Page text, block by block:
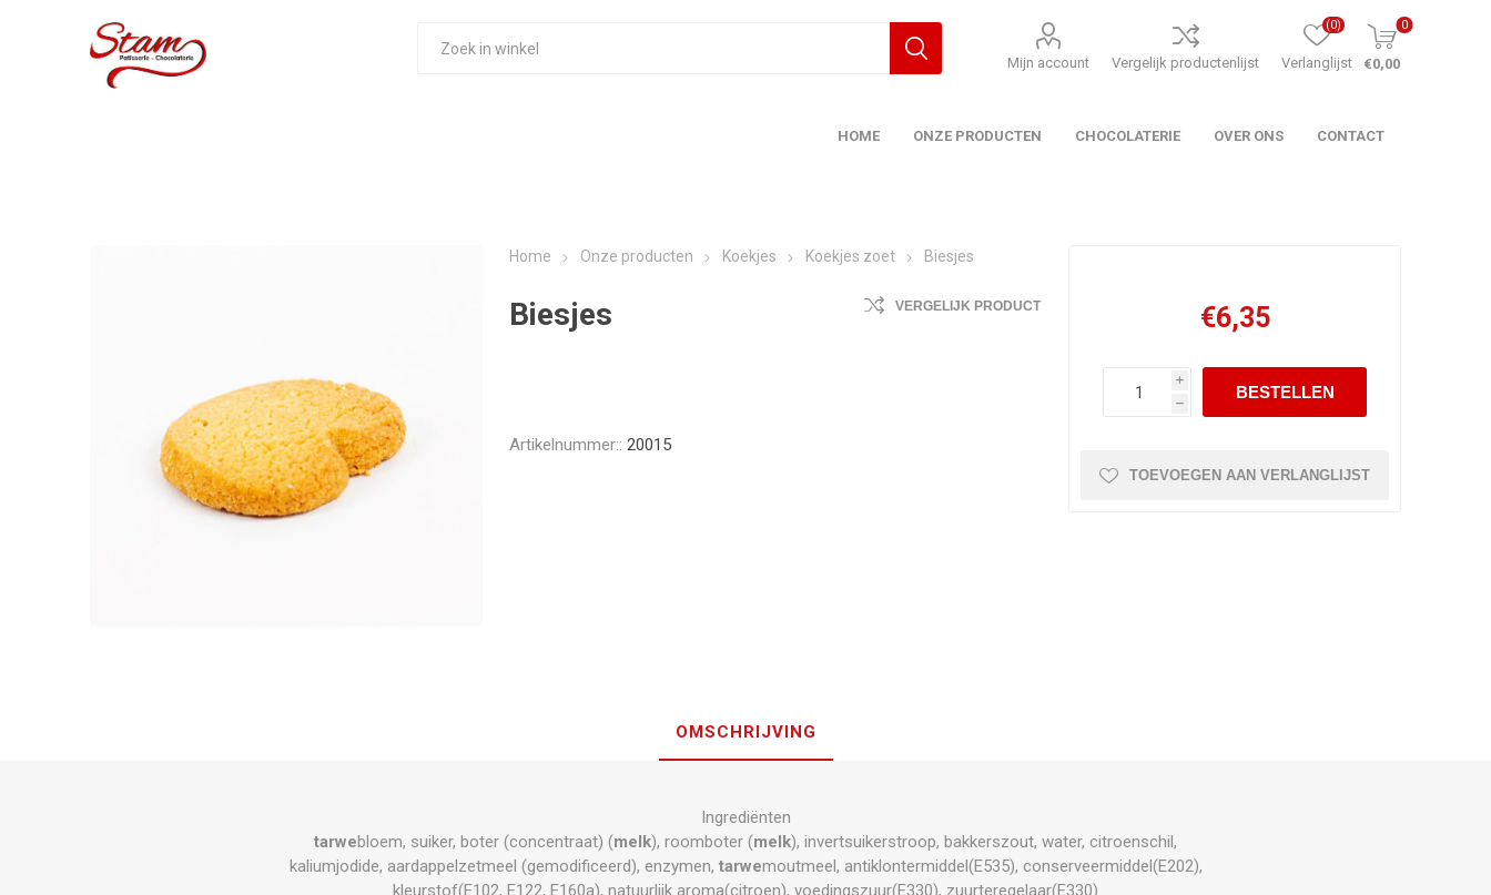
Mijn account Vergelijk productenlijst Verlanglijst
(0) 0
€0,00
HOME ONZE PRODUCTEN CHOCOLATERIE OVER ONS CONTACT
Home Onze producten Koekjes Koekjes zoet Biesjes
Biesjes VERGELIJK PRODUCT
Artikelnummer:: 20015
€6,35
i
h
TOEVOEGEN AAN VERLANGLIJST
OMSCHRIJVING
Ingrediënten
tarwebloem, suiker, boter (concentraat) (melk), roomboter (melk), invertsuikerstroop, bakkerszout, water, citroenschil,
kaliumjodide, aardappelzetmeel (gemodificeerd), enzymen, tarwemoutmeel, antiklontermiddel(E535), conserveermiddel(E202),
kleurstof(E102, E122, E160a), natuurlijk aroma(citroen), voedingszuur(E330), zuurteregelaar(E330)